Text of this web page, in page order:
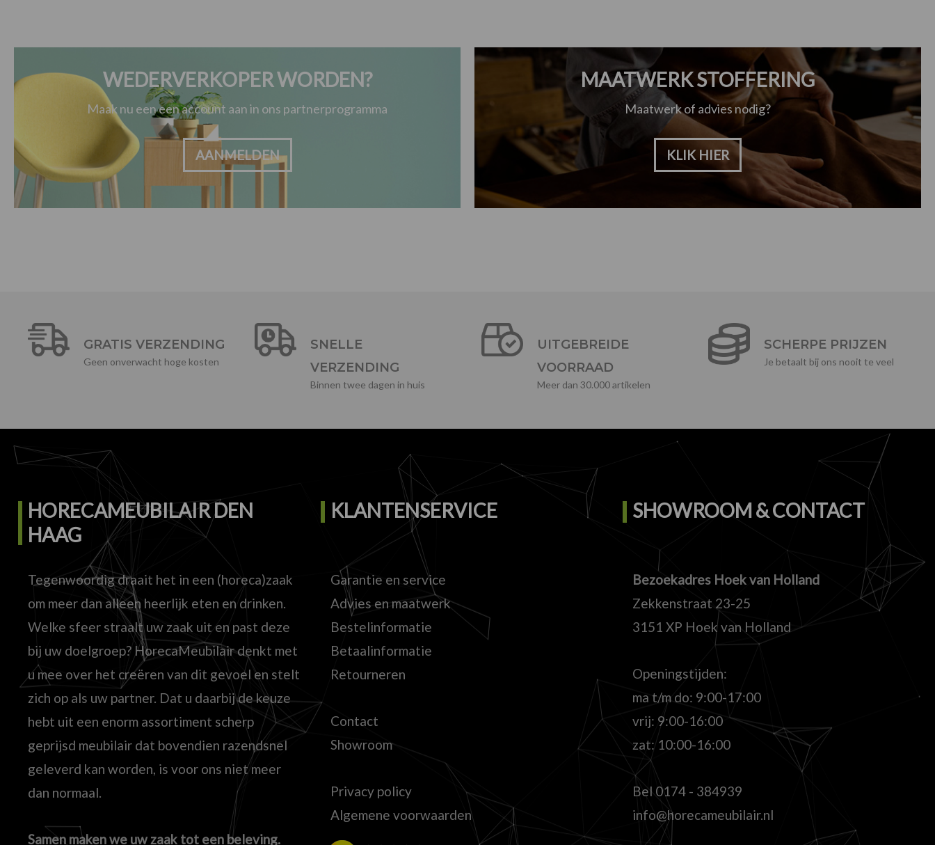
WEDERVERKOPER WORDEN?
Maak nu een een account aan in ons partnerprogramma
AANMELDEN
MAATWERK STOFFERING
Maatwerk of advies nodig?
KLIK HIER
GRATIS VERZENDING
Geen onverwacht hoge kosten
SNELLE
VERZENDING
Binnen twee dagen in huis
UITGEBREIDE
VOORRAAD
Meer dan 30.000 artikelen
SCHERPE PRIJZEN
Je betaalt bij ons nooit te veel
HORECAMEUBILAIR DEN
HAAG
Tegenwoordig draait het in een (horeca)zaak
om meer dan alleen heerlijk eten en drinken.
Welke sfeer straalt uw zaak uit en past deze
bij uw doelgroep? HorecaMeubilair denkt met
u mee over het creëren van dit gevoel en stelt
zich op als uw partner. Dat u daarbij de keuze
hebt uit een enorm assortiment scherp
geprijsd meubilair dat bovendien razendsnel
geleverd kan worden, is voor ons niet meer
dan normaal.
Samen maken we uw zaak tot een beleving.
KLANTENSERVICE
Garantie en service
Advies en maatwerk
Bestelinformatie
Betaalinformatie
Retourneren
Contact
Showroom
Privacy policy
Algemene voorwaarden
SHOWROOM & CONTACT
Bezoekadres Hoek van Holland
Zekkenstraat 23-25
3151 XP Hoek van Holland
Openingstijden:
ma t/m do: 9:00-17:00
vrij: 9:00-16:00
zat: 10:00-16:00
Bel 0174 - 384939
info@horecameubilair.nl